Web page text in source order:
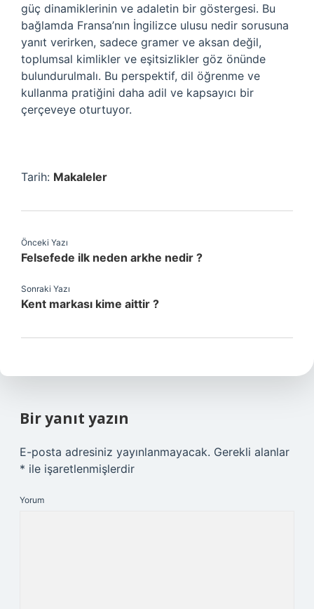
güç dinamiklerinin ve adaletin bir göstergesi. Bu
bağlamda Fransa’nın İngilizce ulusu nedir sorusuna
yanıt verirken, sadece gramer ve aksan değil,
toplumsal kimlikler ve eşitsizlikler göz önünde
bulundurulmalı. Bu perspektif, dil öğrenme ve
kullanma pratiğini daha adil ve kapsayıcı bir
çerçeveye oturtuyor.
Tarih: Makaleler
Önceki Yazı
Felsefede ilk neden arkhe nedir ?
Sonraki Yazı
Kent markası kime aittir ?
Bir yanıt yazın
E-posta adresiniz yayınlanmayacak. Gerekli alanlar
* ile işaretlenmişlerdir
Yorum